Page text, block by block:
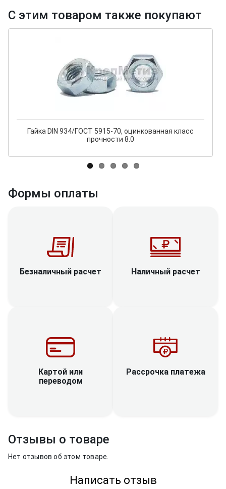
С этим товаром также покупают
Гайка DIN 934/ГОСТ 5915-70, оцинкованная класс
прочности 8.0
Формы оплаты
Безналичный расчет Наличный расчет
Картой или
переводом
Рассрочка платежа
Отзывы о товаре
Нет отзывов об этом товаре.
Написать отзыв